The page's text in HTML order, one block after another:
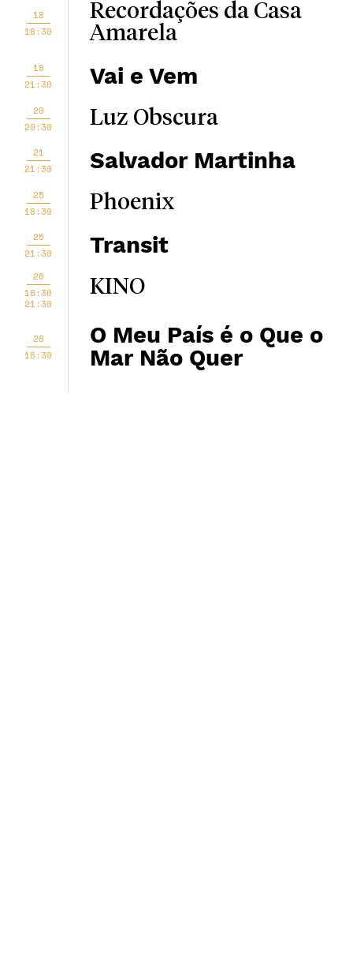
18
18:30
Recordações da Casa
Amarela
18
21:30
Vai e Vem
20
20:30
Luz Obscura
21
21:30
Salvador Martinha
25
18:30
Phoenix
25
21:30
Transit
26
18:30
21:30
KINO
28
18:30
O Meu País é o Que o
Mar Não Quer